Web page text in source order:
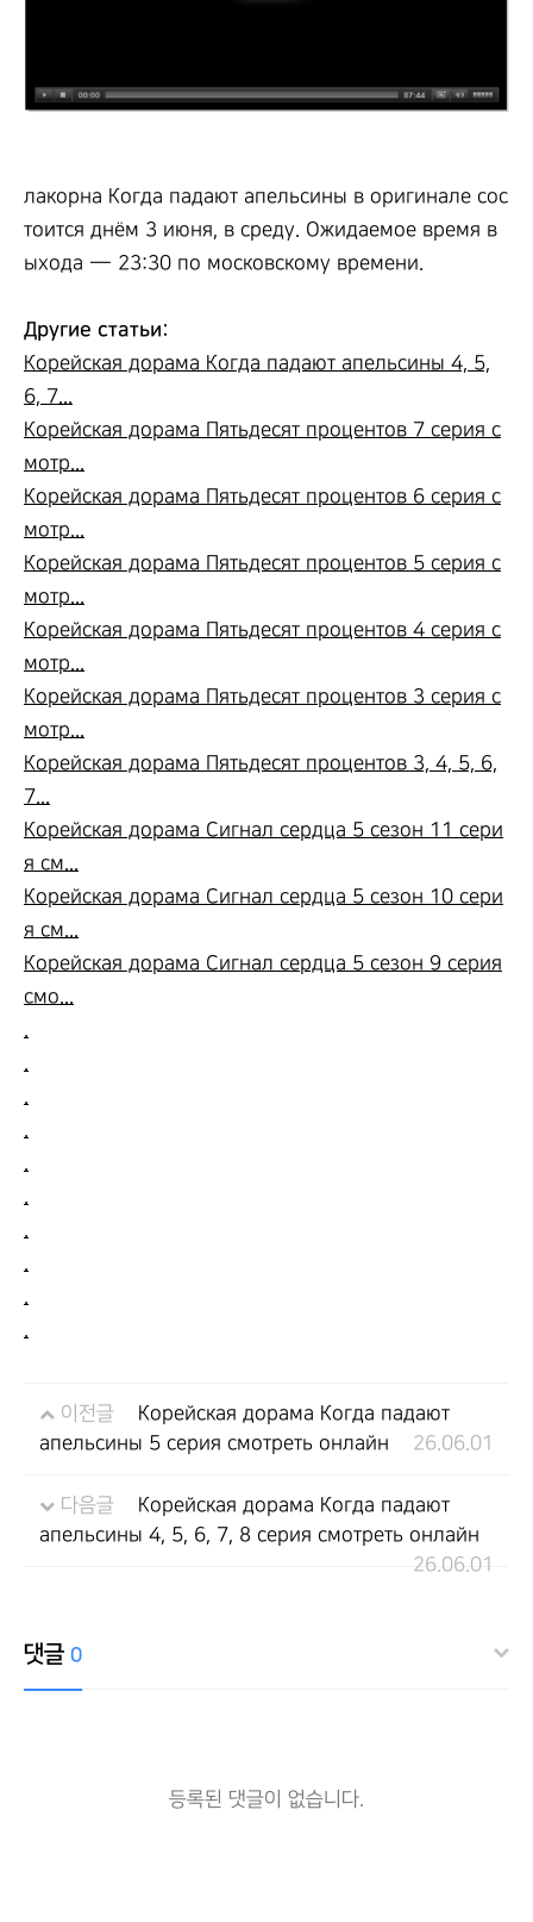
лакорна Когда падают апельсины в оригинале сос
тоится днём 3 июня, в среду. Ожидаемое время в
ыхода — 23:30 по московскому времени.
Другие статьи:
Корейская дорама Когда падают апельсины 4, 5,
6, 7...
Корейская дорама Пятьдесят процентов 7 серия с
мотр...
Корейская дорама Пятьдесят процентов 6 серия с
мотр...
Корейская дорама Пятьдесят процентов 5 серия с
мотр...
Корейская дорама Пятьдесят процентов 4 серия с
мотр...
Корейская дорама Пятьдесят процентов 3 серия с
мотр...
Корейская дорама Пятьдесят процентов 3, 4, 5, 6,
7...
Корейская дорама Сигнал сердца 5 сезон 11 сери
я см...
Корейская дорама Сигнал сердца 5 сезон 10 сери
я см...
Корейская дорама Сигнал сердца 5 сезон 9 серия
смо...
.
.
.
.
.
.
.
.
.
.
이전글
Корейская дорама Когда падают
апельсины 5 серия смотреть онлайн
26.06.01
다음글
Корейская дорама Когда падают
апельсины 4, 5, 6, 7, 8 серия смотреть онлайн
26.06.01
댓글 0
등록된 댓글이 없습니다.